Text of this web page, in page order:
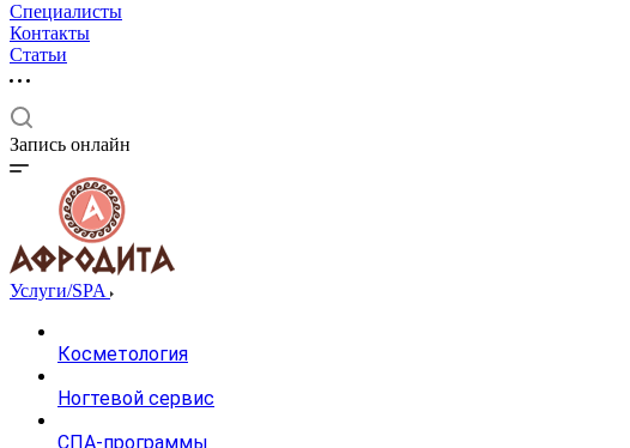
Специалисты
Контакты
Статьи
Запись онлайн
Услуги/SPA
Косметология
Ногтевой сервис
СПА-программы